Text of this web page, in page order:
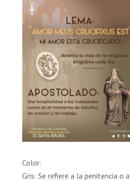
Color:
Gris: Se refiere a la penitencia o